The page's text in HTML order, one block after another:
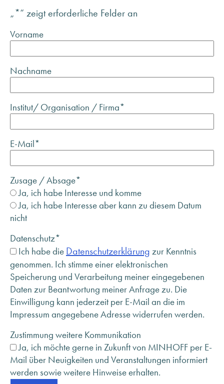
„*“ zeigt erforderliche Felder an
Vorname
Nachname
Institut/ Organisation / Firma*
E-Mail*
Zusage / Absage*
Ja, ich habe Interesse und komme
Ja, ich habe Interesse aber kann zu diesem Datum
nicht
Datenschutz*
Ich habe die Datenschutzerklärung zur Kenntnis
genommen. Ich stimme einer elektronischen
Speicherung und Verarbeitung meiner eingegebenen
Daten zur Beantwortung meiner Anfrage zu. Die
Einwilligung kann jederzeit per E-Mail an die im
Impressum angegebene Adresse widerrufen werden.
Zustimmung weitere Kommunikation
Ja, ich möchte gerne in Zukunft von MINHOFF per E-
Mail über Neuigkeiten und Veranstaltungen informiert
werden sowie weitere Hinweise erhalten.